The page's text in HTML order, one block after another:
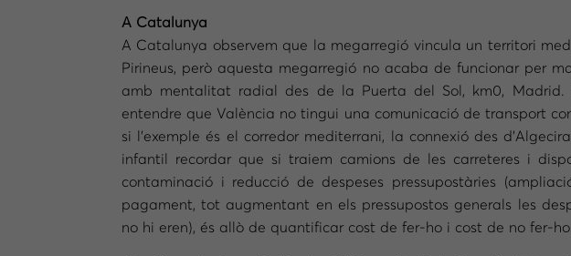
A Catalunya
A Catalunya observem que la megarregió vincula un territori
Pirineus, però aquesta megarregió no acaba de funcionar per
amb mentalitat radial des de la Puerta del Sol, km0,
entendre que València no tingui una comunicació de transport
si l’exemple és el corredor mediterrani, la connexió des
infantil recordar que si traiem camions de les carreteres i
contaminació i reducció de despeses pressupostàries
pagament, tot augmentant en els pressupostos generals les
no hi eren), és allò de quantificar cost de fer-ho i cost de no fer-ho.